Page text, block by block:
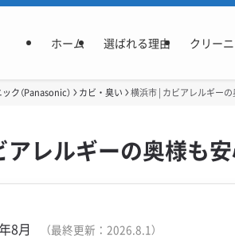
ホーム 選ばれる理由 クリー
ク（Panasonic） カビ・臭い 横浜市 | カビアレルギー
アレルギーの奥様も
8月 （最終更新： 2026.8.1）